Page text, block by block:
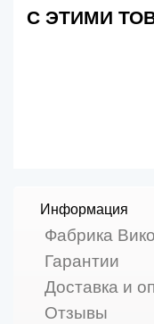
С ЭТИМИ
Информация
Фабрика
Гарантии
Доставка и
Отзывы